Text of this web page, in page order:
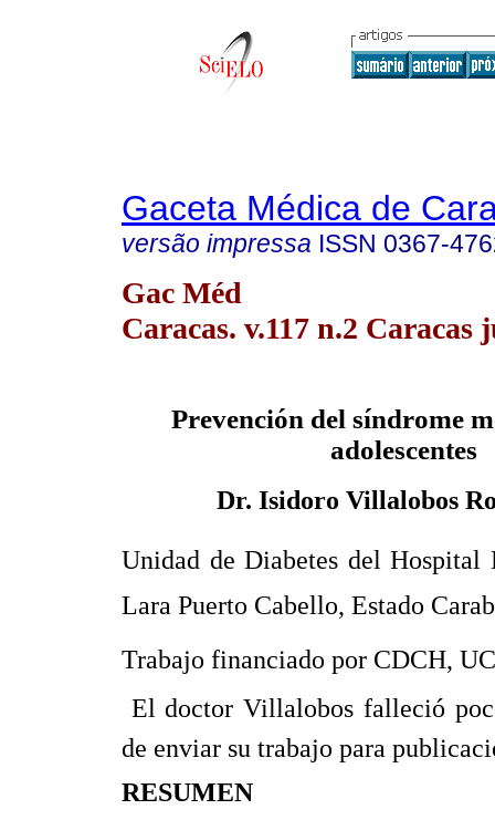
Gaceta Médica de
versão impressa ISSN 0367-
Gac Méd
Caracas. v.117 n.2 Caracas
Prevención del síndrome
adolescentes
Dr. Isidoro Villalobos
Unidad de Diabetes del Hospital
Lara Puerto Cabello, Estado
Trabajo financiado por CDCH,
 El doctor Villalobos falleció
de enviar su trabajo para
RESUMEN